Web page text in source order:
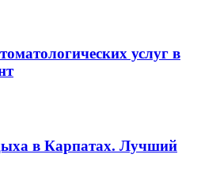
услуг в
в Карпатах. Лучший